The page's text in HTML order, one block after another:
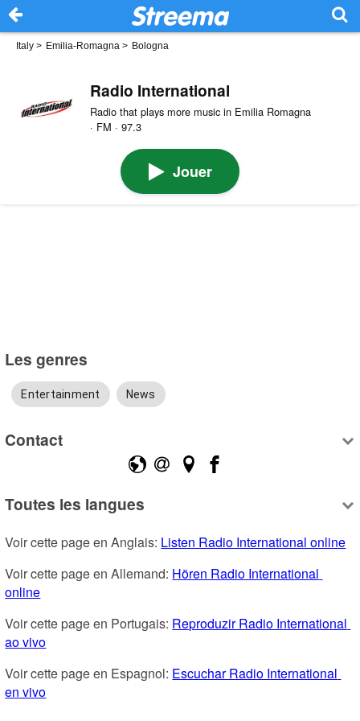
Italy > Emilia-Romagna > Bologna
Radio International
Radio that plays more music in Emilia Romagna
· FM · 97.3
Jouer
Les genres
Entertainment News
Contact
Toutes les langues
Voir cette page en Anglais: Listen Radio International online
Voir cette page en Allemand: Hören Radio International
online
Voir cette page en Portugais: Reproduzir Radio International
ao vivo
Voir cette page en Espagnol: Escuchar Radio International
en vivo